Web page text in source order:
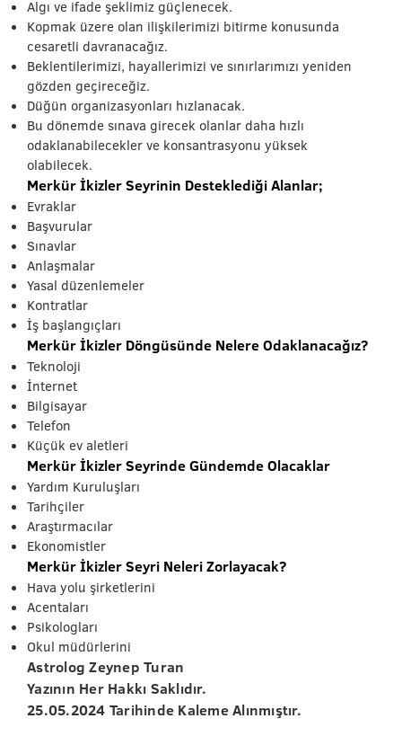
Algı ve ifade şeklimiz güçlenecek.
Kopmak üzere olan ilişkilerimizi bitirme konusunda
cesaretli davranacağız.
Beklentilerimizi, hayallerimizi ve sınırlarımızı yeniden
gözden geçireceğiz.
Düğün organizasyonları hızlanacak.
Bu dönemde sınava girecek olanlar daha hızlı
odaklanabilecekler ve konsantrasyonu yüksek
olabilecek.
Merkür İkizler Seyrinin Desteklediği Alanlar;
Evraklar
Başvurular
Sınavlar
Anlaşmalar
Yasal düzenlemeler
Kontratlar
İş başlangıçları
Merkür İkizler Döngüsünde Nelere Odaklanacağız?
Teknoloji
İnternet
Bilgisayar
Telefon
Küçük ev aletleri
Merkür İkizler Seyrinde Gündemde Olacaklar
Yardım Kuruluşları
Tarihçiler
Araştırmacılar
Ekonomistler
Merkür İkizler Seyri Neleri Zorlayacak?
Hava yolu şirketlerini
Acentaları
Psikologları
Okul müdürlerini
Astrolog Zeynep Turan
Yazının Her Hakkı Saklıdır.
25.05.2024 Tarihinde Kaleme Alınmıştır.